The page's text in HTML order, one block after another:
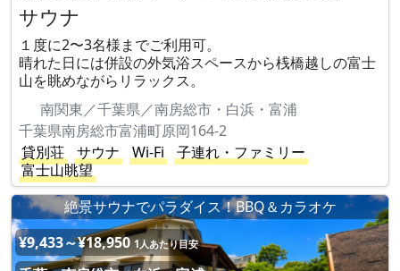
サウナ
１度に2〜3名様までご利用可。
晴れた日には併設の外気浴スペースから桟橋越しの富士
山を眺めながらリラックス。
南関東／千葉県／南房総市・白浜・富浦
千葉県南房総市富浦町原岡164-2
貸別荘
サウナ Wi-Fi
子連れ・ファミリー
富士山眺望
絶景サウナでパラダイス！BBQ＆カラオケ
¥9,433～¥18,950 1人あたり目安